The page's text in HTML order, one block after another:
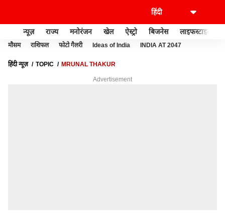
न्यूज़ राज्य मनोरंजन खेल ऐस्ट्रो बिजनेस लाइफस्टाइल
मौसम राशिफल फोटो गैलरी Ideas of India INDIA AT 2047
हिंदी न्यूज़ TOPIC MRUNAL THAKUR
Advertisement